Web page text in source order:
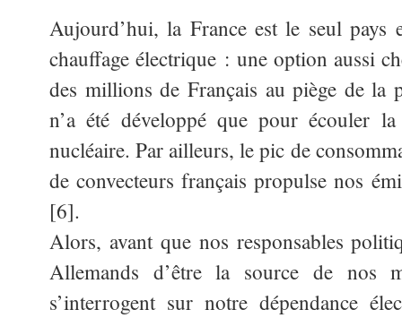
Aujourd’hui, la France est le seul
chauffage électrique : une option aussi
des millions de Français au piège de la
n’a été développé que pour écouler
nucléaire. Par ailleurs, le pic de
de convecteurs français propulse nos
[6].
Alors, avant que nos responsables
Allemands d’être la source de nos
s’interrogent sur notre dépendance